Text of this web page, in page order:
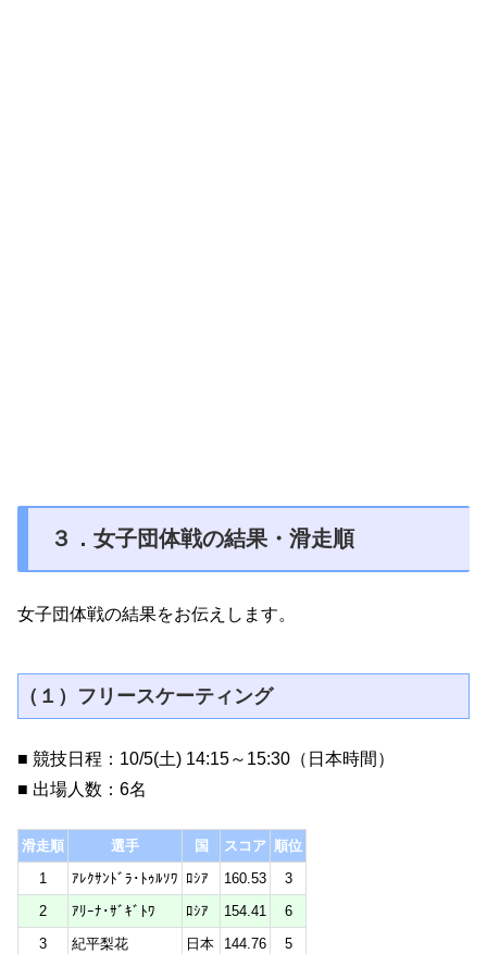
３．女子団体戦の結果・滑走順
女子団体戦の結果をお伝えします。
（１）フリースケーティング
■ 競技日程：10/5(土) 14:15～15:30（日本時間）
■ 出場人数：6名
滑走順 選手 国 スコア 順位
1
ｱﾚｸｻﾝﾄﾞﾗ･ﾄｩﾙｿﾜ ﾛｼｱ 160.53
3
2
ｱﾘｰﾅ･ｻﾞｷﾞﾄﾜ ﾛｼｱ 154.41
6
3
紀平梨花 日本 144.76
5